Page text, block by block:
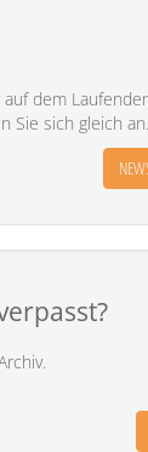
dem
Sie sich gleich